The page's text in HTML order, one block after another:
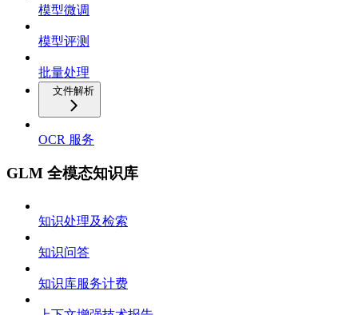
模型微调
模型评测
批量处理
文件解析
OCR 服务
GLM 全模态知识库
知识处理及检索
知识问答
知识库服务计费